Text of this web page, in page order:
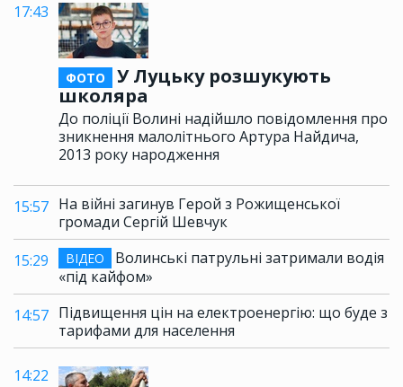
17:43
ФОТО
У Луцьку розшукують
школяра
До поліції Волині надійшло повідомлення про
зникнення малолітнього Артура Найдича,
2013 року народження
15:57 На війні загинув Герой з Рожищенської
громади Сергій Шевчук
15:29
ВІДЕО
Волинські патрульні затримали водія
«під кайфом»
14:57 Підвищення цін на електроенергію: що буде з
тарифами для населення
14:22